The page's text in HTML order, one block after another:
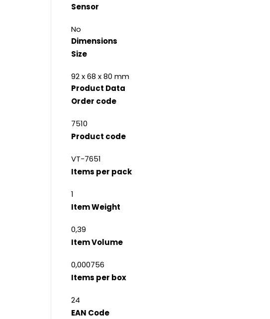
Sensor
No
Dimensions
Size
92 x 68 x 80 mm
Product Data
Order code
7510
Product code
VT-7651
Items per pack
1
Item Weight
0,39
Item Volume
0,000756
Items per box
24
EAN Code